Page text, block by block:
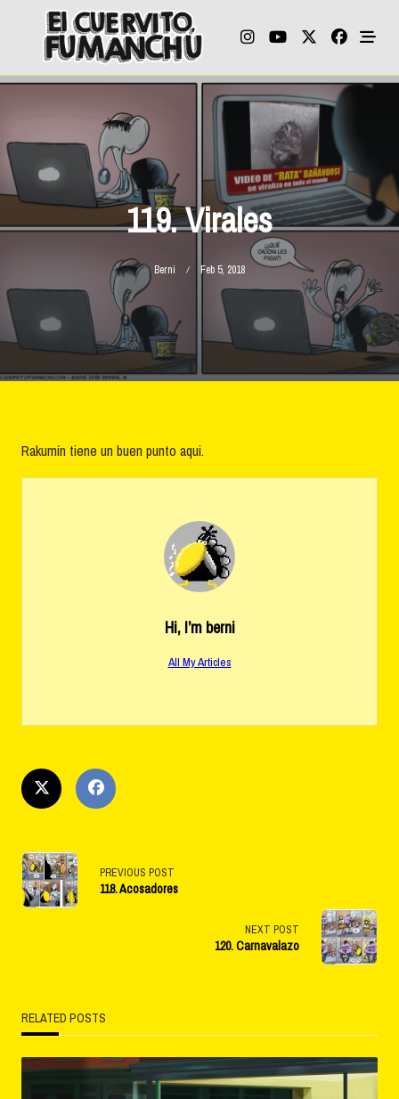
content
119. Virales
Berni Feb 5, 2018
Rakumín tiene un buen punto aqui.
Hi, I’m berni
All My Articles
<span
class="nav-
reader-
text">Page</span>
PREVIOUS POST
118. Acosadores
NEXT POST
120. Carnavalazo
RELATED POSTS